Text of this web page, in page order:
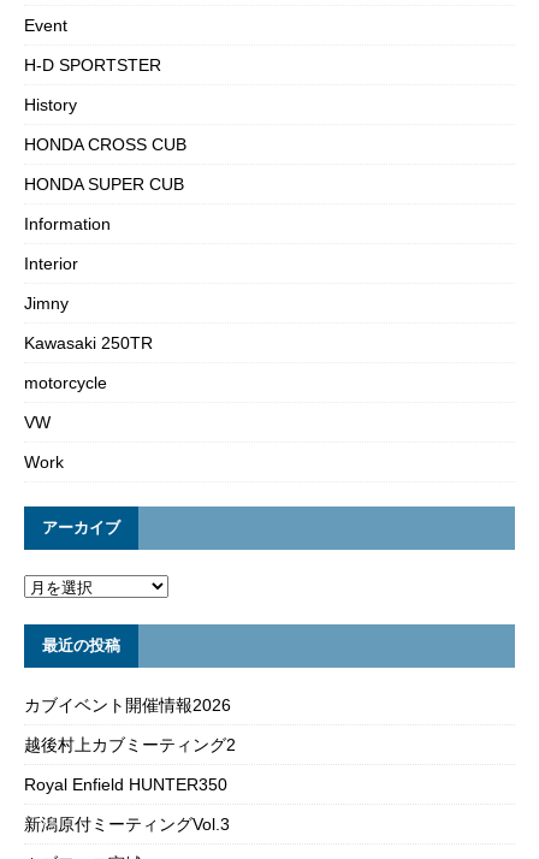
Event
H-D SPORTSTER
History
HONDA CROSS CUB
HONDA SUPER CUB
Information
Interior
Jimny
Kawasaki 250TR
motorcycle
VW
Work
アーカイブ
最近の投稿
カブイベント開催情報2026
越後村上カブミーティング2
Royal Enfield HUNTER350
新潟原付ミーティングVol.3